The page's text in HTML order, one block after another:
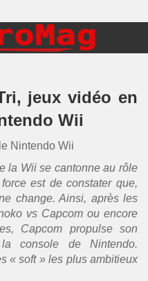
jeux vidéo en
Wii
Nintendo Wii
la Wii se cantonne au rôle
est de constater que,
change. Ainsi, après les
vs Capcom ou encore
Capcom propulse son
console de Nintendo.
« soft » les plus ambitieux